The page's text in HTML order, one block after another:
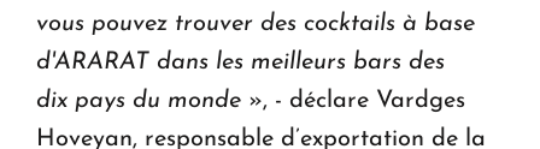
vous pouvez trouver des cocktails à base
d'ARARAT dans les meilleurs bars des
dix pays du monde », - déclare Vardges
Hoveyan, responsable d’exportation de la